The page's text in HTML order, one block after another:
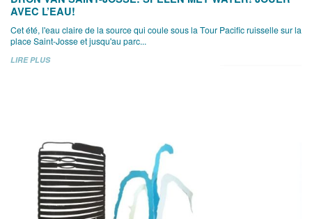
AVEC L’EAU!
Cet été, l'eau claire de la source qui coule sous la Tour Pacific ruisselle sur la
place Saint-Josse et jusqu'au parc...
LIRE PLUS